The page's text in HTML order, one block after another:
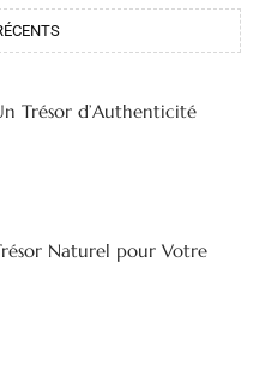
Trésor d’Authenticité
Naturel pour Votre